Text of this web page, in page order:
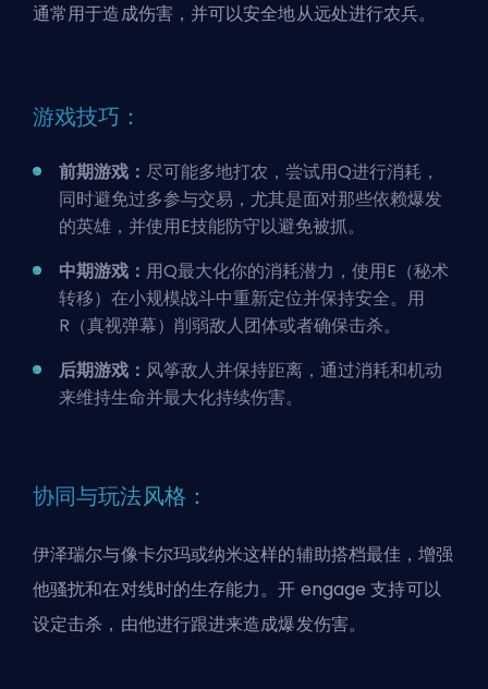
通常用于造成伤害，并可以安全地从远处进行农兵。
游戏技巧：
前期游戏： 尽可能多地打农，尝试用Q进行消耗，
同时避免过多参与交易，尤其是面对那些依赖爆发
的英雄，并使用E技能防守以避免被抓。
中期游戏： 用Q最大化你的消耗潜力，使用E（秘术
转移）在小规模战斗中重新定位并保持安全。用
R（真视弹幕）削弱敌人团体或者确保击杀。
后期游戏： 风筝敌人并保持距离，通过消耗和机动
来维持生命并最大化持续伤害。
协同与玩法风格：
伊泽瑞尔与像卡尔玛或纳米这样的辅助搭档最佳，增强
他骚扰和在对线时的生存能力。开 engage 支持可以
设定击杀，由他进行跟进来造成爆发伤害。